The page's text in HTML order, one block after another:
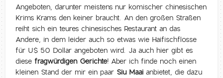
Angeboten, darunter meistens nur komischer chinesischen
Krims Krams den keiner braucht. An den großen Straßen
reiht sich ein teures chinesisches Restaurant an das
Andere, in dem leider auch so etwas wie Haifischflosse
für U$ 50 Dollar angeboten wird. Ja auch hier gibt es
diesefragwürdigen Gerichte! Aber ich finde noch einen
kleinen Stand der mir ein paar Siu Maai anbietet, die dazu